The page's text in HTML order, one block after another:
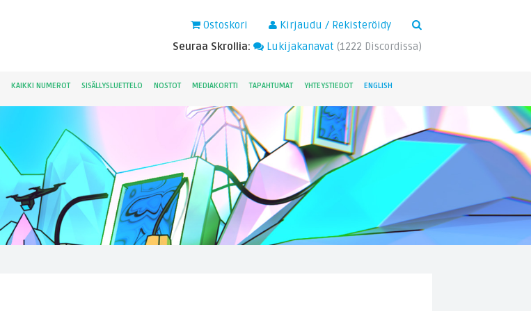
Kirjaudu / Rekisteröidy
Ostoskori
Seuraa Skrollia:
Lukijakanavat (1222 Discordissa)
KAIKKI NUMEROT SISÄLLYSLUETTELO NOSTOT MEDIAKORTTI TAPAHTUMAT YHTEYSTIEDOT ENGLISH